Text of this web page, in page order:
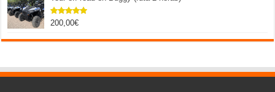
Valorado
de 5
200,00€